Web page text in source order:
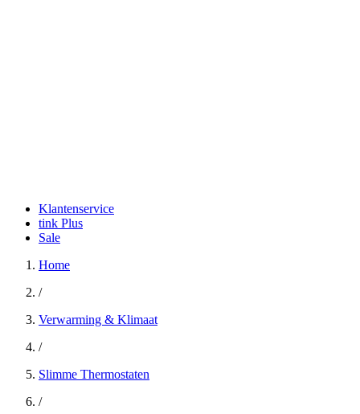
Klantenservice
tink Plus
Sale
Home
/
Verwarming & Klimaat
/
Slimme Thermostaten
/